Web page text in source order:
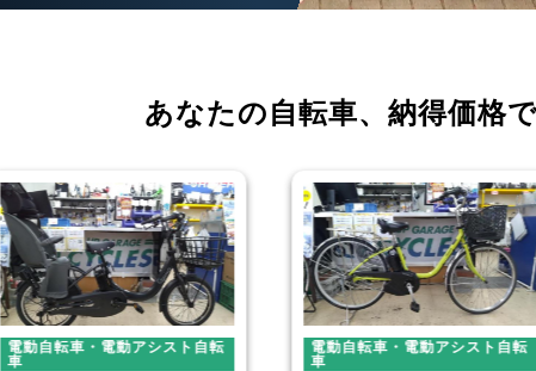
あなたの自転車、 納得価格
電動自転車・電動アシスト自転
車
電動自転車・電動アシスト自転
車